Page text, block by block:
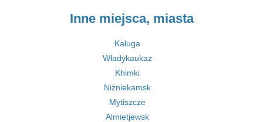
Inne miejsca, miasta
Kaługa
Władykaukaz
Khimki
Niżniekamsk
Mytiszcze
Almietjewsk